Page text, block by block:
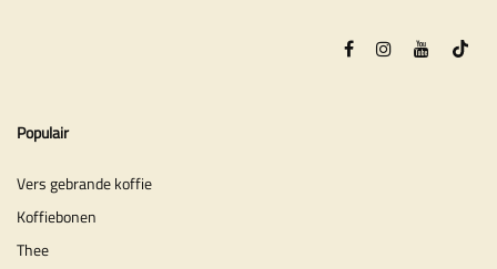
Populair
Vers gebrande koffie
Koffiebonen
Thee